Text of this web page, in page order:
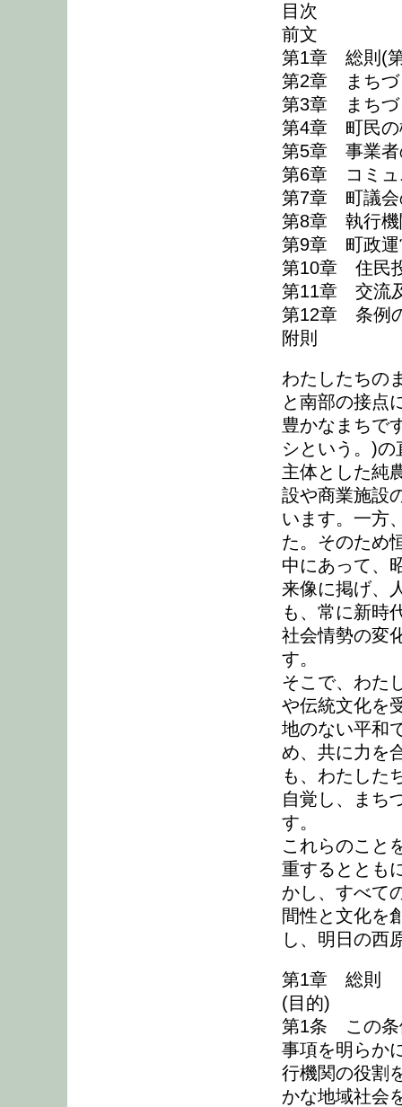
目次
前文
第1章 総則(
第2章 まちづ
第3章 まちづ
第4章 町民の
第5章 事業者
第6章 コミュ
第7章 町議会
第8章 執行機
第9章 町政運
第10章 住民
第11章 交流
第12章 条例
附則
わたしたちの
と南部の接点
豊かなまちで
シという。)
主体とした純
設や商業施設
います。一方
た。そのため
中にあって、
来像に掲げ、
も、常に新時
社会情勢の変
す。
そこで、わた
や伝統文化を
地のない平和
め、共に力を
も、わたした
自覚し、まち
す。
これらのこと
重するととも
かし、すべて
間性と文化を
し、明日の西
第1章 総則
(目的)
第1条 この条
事項を明らか
行機関の役割
かな地域社会